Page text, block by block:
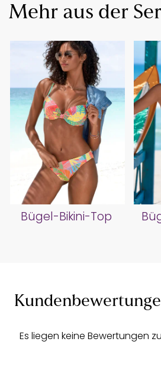
Mehr aus der
Bügel-Bikini-Top
Es liegen keine Bewertungen